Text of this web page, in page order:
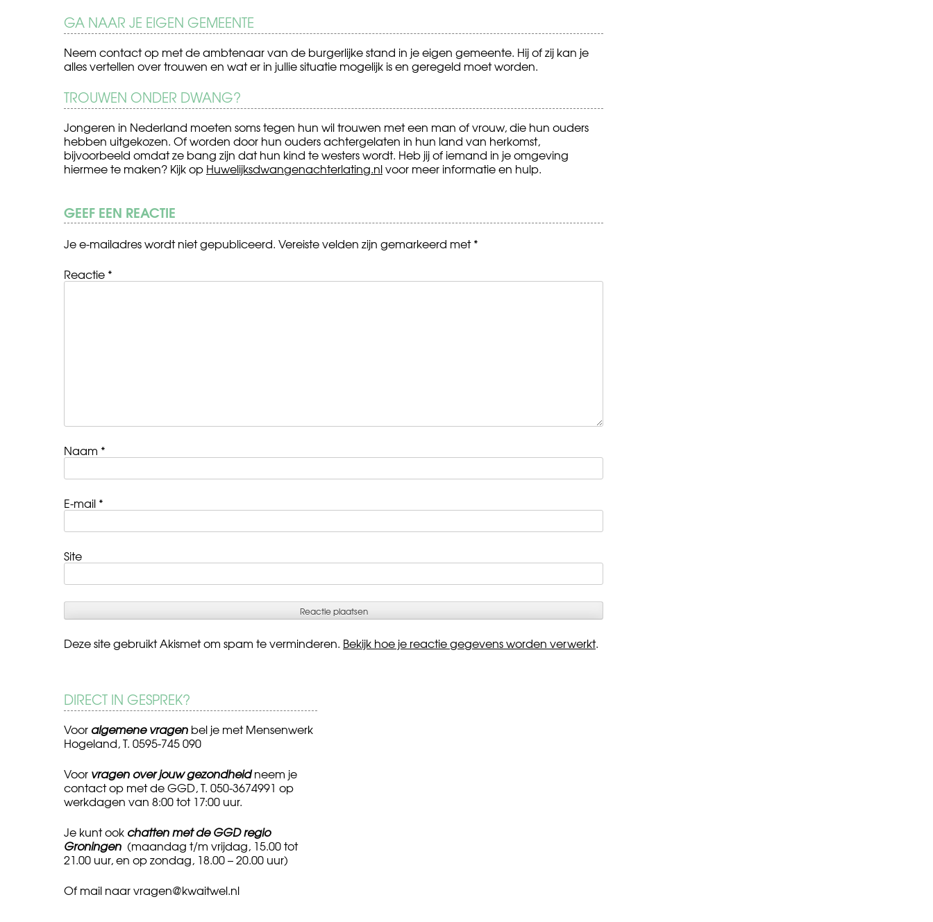
GA NAAR JE EIGEN GEMEENTE
Neem contact op met de ambtenaar van de burgerlijke stand in je eigen gemeente. Hij of zij kan je
alles vertellen over trouwen en wat er in jullie situatie mogelijk is en geregeld moet worden.
TROUWEN ONDER DWANG?
Jongeren in Nederland moeten soms tegen hun wil trouwen met een man of vrouw, die hun ouders
hebben uitgekozen. Of worden door hun ouders achtergelaten in hun land van herkomst,
bijvoorbeeld omdat ze bang zijn dat hun kind te westers wordt. Heb jij of iemand in je omgeving
hiermee te maken? Kijk op Huwelijksdwangenachterlating.nlvoor meer informatie en hulp.
GEEF EEN REACTIE
Je e-mailadres wordt niet gepubliceerd. Vereiste velden zijn gemarkeerd met*
Reactie *
Naam *
E-mail *
Site
Deze site gebruikt Akismet om spam te verminderen. Bekijk hoe je reactie gegevens worden verwerkt.
DIRECT IN GESPREK?
Voor algemene vragen bel je met Mensenwerk
Hogeland, T. 0595-745 090
Voor vragen over jouw gezondheidneem je
contact op met de GGD, T. 050-3674991 op
werkdagen van 8:00 tot 17:00 uur.
Je kunt ook chatten met de GGD regio
Groningen (maandag t/m vrijdag, 15.00 tot
21.00 uur, en op zondag, 18.00 – 20.00 uur)
Of mail naarvragen@kwaitwel.nl